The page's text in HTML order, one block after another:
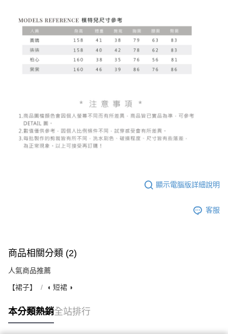
顯示電腦版詳細說明
客服
商品相關分類 (2)
人氣商品推薦
【裙子】 ◖ 短裙 ◗
本分類熱銷全站排行